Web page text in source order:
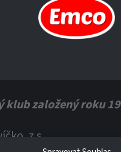
klub založený roku
z.s.